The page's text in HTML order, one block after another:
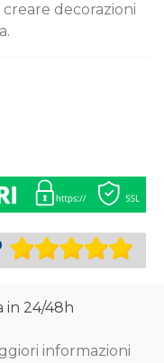
decorazioni
in 24/48h
informazioni